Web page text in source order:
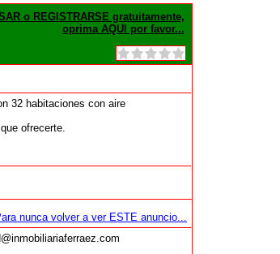
o REGISTRARSE gratuitamente,
oprima AQUI por favor...
32 habitaciones con aire
ofrecerte.
nunca volver a ver ESTE anuncio...